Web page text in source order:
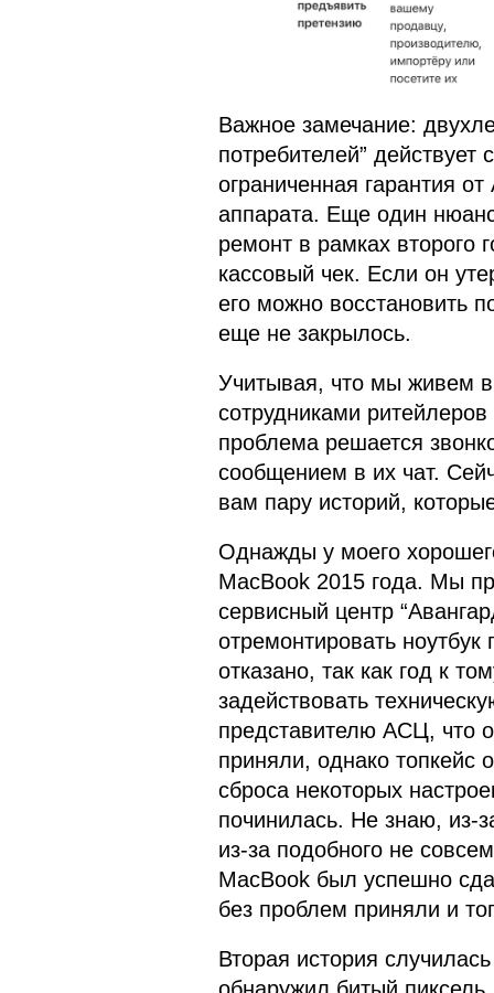
Важное замечание:
потребителей” действует
ограниченная гарантия
аппарата. Еще один
ремонт в рамках второго
кассовый чек. Если он
его можно восстановить
еще не закрылось.
Учитывая, что мы живем в
сотрудниками
проблема решается
сообщением в их чат.
вам пару историй,
Однажды у моего
MacBook 2015 года. Мы
сервисный центр
отремонтировать
отказано, так как год к
задействовать
представителю АСЦ, что
приняли, однако топкейс
сброса некоторых
починилась. Не знаю, из-
из-за подобного не
MacBook был успешно
без проблем приняли и
Вторая история